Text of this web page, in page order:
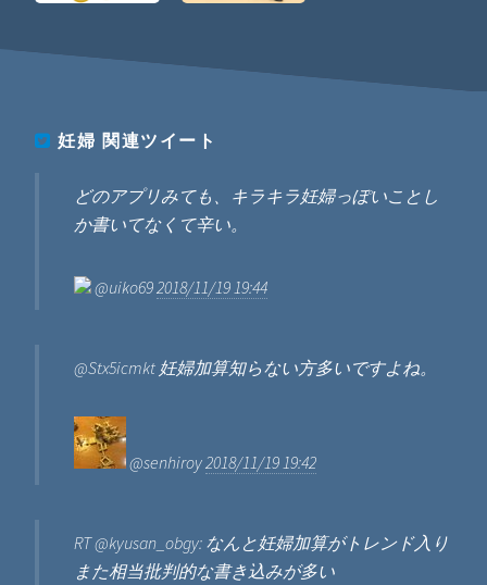
妊婦 関連ツイート
どのアプリみても、キラキラ妊婦っぽいことし
か書いてなくて辛い。
@uiko69 2018/11/19 19:44
@Stx5icmkt 妊婦加算知らない方多いですよね。
@senhiroy 2018/11/19 19:42
RT @kyusan_obgy: なんと妊婦加算がトレンド入り
また相当批判的な書き込みが多い